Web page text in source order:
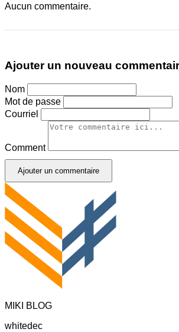
Aucun commentaire.
Ajouter un nouveau
Nom
Mot de passe
Courriel
Comment
Ajouter un commentaire
MIKI BLOG
whitedec